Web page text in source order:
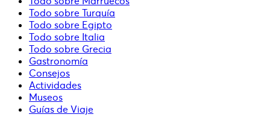
Todo sobre Turquía
Todo sobre Egipto
Todo sobre Italia
Todo sobre Grecia
Gastronomía
Consejos
Actividades
Museos
Guías de Viaje